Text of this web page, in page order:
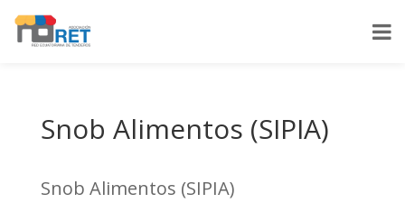
Snob Alimentos (SIPIA)
Snob Alimentos (SIPIA)